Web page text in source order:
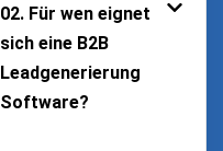
02. Für wen eignet
sich eine B2B
Leadgenerierung
Software?